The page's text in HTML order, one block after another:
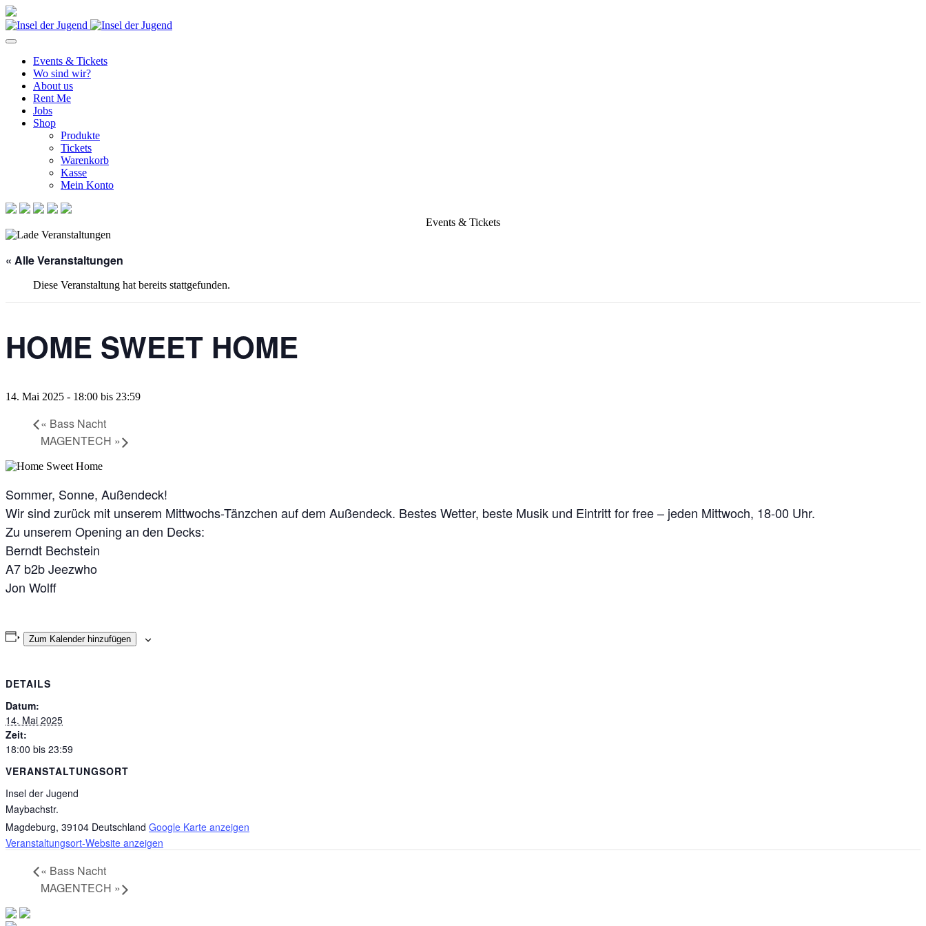
Events & Tickets
Wo sind wir?
About us
Rent Me
Jobs
Shop
Produkte
Tickets
Warenkorb
Kasse
Mein Konto
Events & Tickets
« Alle Veranstaltungen
Diese Veranstaltung hat bereits stattgefunden.
HOME SWEET HOME
14. Mai 2025 - 18:00 bis 23:59
« Bass Nacht
MAGENTECH »
Sommer, Sonne, Außendeck!
Wir sind zurück mit unserem Mittwochs-Tänzchen auf dem Außendeck. Bestes Wetter, beste Musik und Eintritt for free – jeden Mittwoch, 18-00 Uhr.
Zu unserem Opening an den Decks:
Berndt Bechstein
A7 b2b Jeezwho
Jon Wolff
Zum Kalender hinzufügen
DETAILS
Datum:
14. Mai 2025
Zeit:
18:00 bis 23:59
VERANSTALTUNGSORT
Insel der Jugend
Maybachstr.
Magdeburg, 39104 Deutschland Google Karte anzeigen
Veranstaltungsort-Website anzeigen
« Bass Nacht
MAGENTECH »